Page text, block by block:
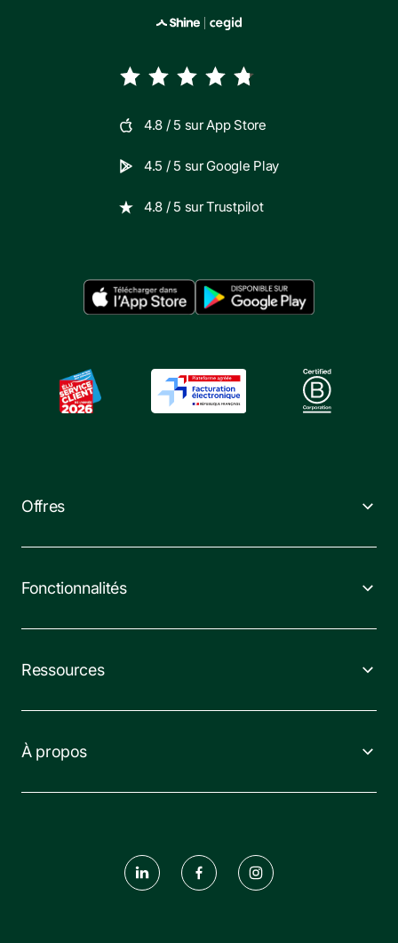
4.8 / 5 surApp Store
4.5 / 5 surGoogle Play
4.8 / 5 surTrustpilot
Offres
Fonctionnalités
Ressources
À propos